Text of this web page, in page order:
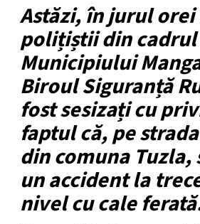
Astăzi, în jurul orei
polițiștii din
Municipiului
Biroul Siguranță
fost sesizați cu
faptul că, pe
din comuna Tuzla,
un accident la
nivel cu cale